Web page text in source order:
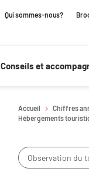
Qui sommes-nous?
Conseils et
Accueil Chiffres
Hébergements
Observation du